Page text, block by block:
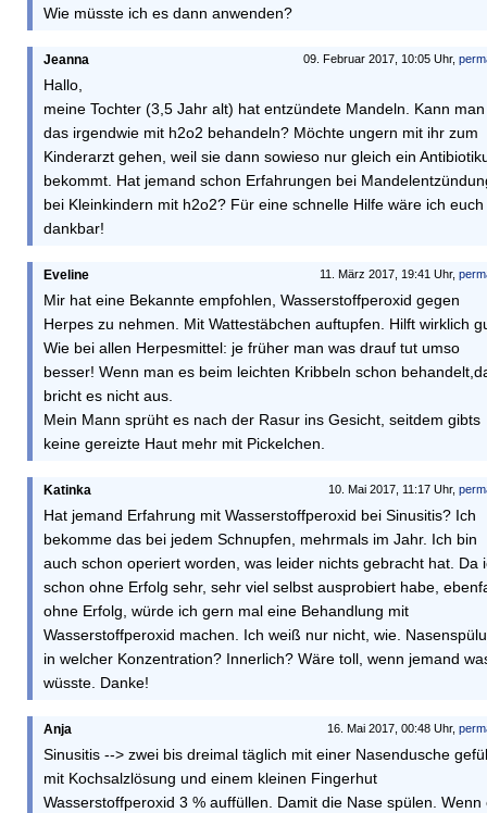
Wie müsste ich es dann anwenden?
09. Februar 2017, 10:05 Uhr,
Jeanna
Hallo,
meine Tochter (3,5 Jahr alt) hat entzündete Mandeln. Kann man
das irgendwie mit h2o2 behandeln? Möchte ungern mit ihr zum
Kinderarzt gehen, weil sie dann sowieso nur gleich ein
bekommt. Hat jemand schon Erfahrungen bei
bei Kleinkindern mit h2o2? Für eine schnelle Hilfe wäre ich euch
dankbar!
11. März 2017, 19:41 Uhr,
Eveline
Mir hat eine Bekannte empfohlen, Wasserstoffperoxid gegen
Herpes zu nehmen. Mit Wattestäbchen auftupfen. Hilft wirklich
Wie bei allen Herpesmittel: je früher man was drauf tut umso
besser! Wenn man es beim leichten Kribbeln schon
bricht es nicht aus.
Mein Mann sprüht es nach der Rasur ins Gesicht, seitdem gibts
keine gereizte Haut mehr mit Pickelchen.
10. Mai 2017, 11:17 Uhr,
Katinka
Hat jemand Erfahrung mit Wasserstoffperoxid bei Sinusitis? Ich
bekomme das bei jedem Schnupfen, mehrmals im Jahr. Ich bin
auch schon operiert worden, was leider nichts gebracht hat. Da
schon ohne Erfolg sehr, sehr viel selbst ausprobiert habe,
ohne Erfolg, würde ich gern mal eine Behandlung mit
Wasserstoffperoxid machen. Ich weiß nur nicht, wie.
in welcher Konzentration? Innerlich? Wäre toll, wenn jemand
wüsste. Danke!
16. Mai 2017, 00:48 Uhr,
Anja
Sinusitis --> zwei bis dreimal täglich mit einer Nasendusche
mit Kochsalzlösung und einem kleinen Fingerhut
Wasserstoffperoxid 3 % auffüllen. Damit die Nase spülen. Wenn